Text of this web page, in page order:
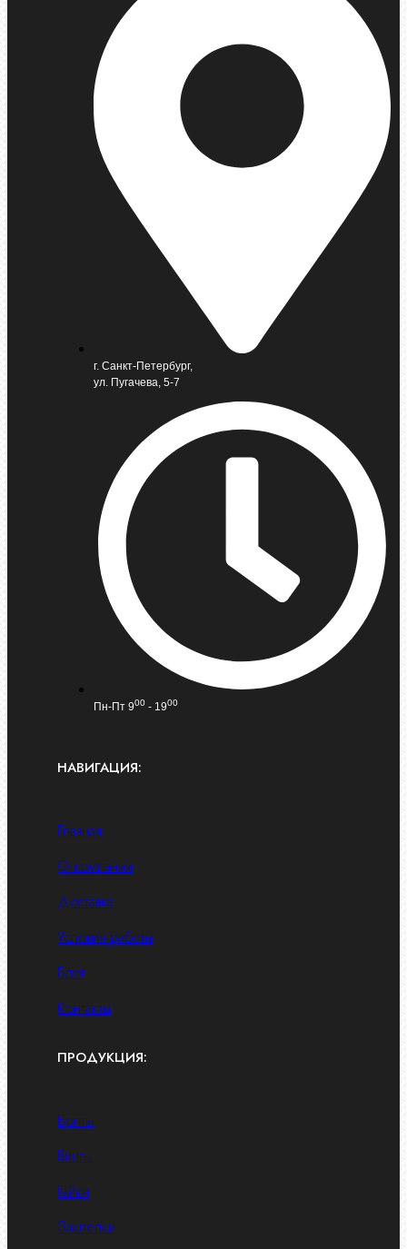
г. Санкт-Петербург,
ул. Пугачева, 5-7
Пн-Пт 900 - 1900
НАВИГАЦИЯ:
Главная
О компании
Доставка
Условия работы
Блог
Контакты
ПРОДУКЦИЯ:
Болты
Винты
Гайки
Заклепки